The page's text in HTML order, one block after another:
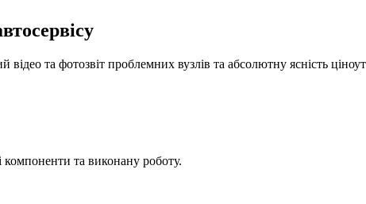
та фотозвіт проблемних вузлів та абсолютну ясність
компоненти та виконану роботу.